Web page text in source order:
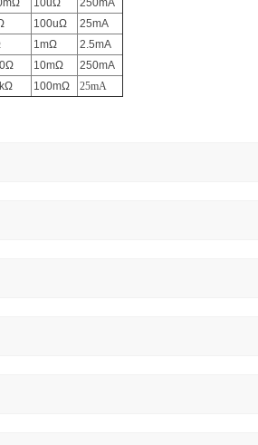
10uΩ
250mA
100uΩ
25mA
1mΩ
2.5mA
10mΩ
250mA
100mΩ 25mA